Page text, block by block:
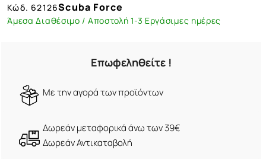
Κώδ. 62126Scuba Force
Άμεσα Διαθέσιμο / Αποστολή 1-3 Εργάσιμες ημέρες
Επωφεληθείτε !
Mε την αγορά των προϊόντων
Δωρεάν μεταφορικά άνω των 39€
Δωρεάν Αντικαταβολή